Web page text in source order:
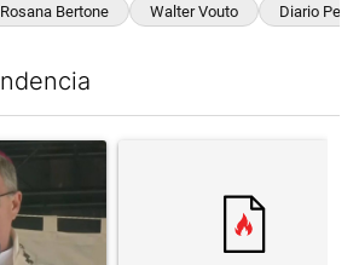
Rosana Bertone Walter Vouto Diario Perfil
con el título "García Cuerva